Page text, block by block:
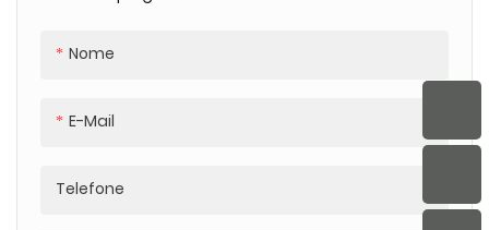
Nome
E-Mail
Telefone